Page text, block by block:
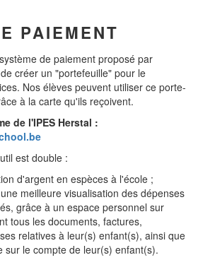
PAIEMENT
de paiement proposé par
créer un "portefeuille" pour le
Nos élèves peuvent utiliser ce porte-
à la carte qu'ils reçoivent.
de l'IPES Herstal :
est double :
d'argent en espèces à l'école ;
meilleure visualisation des dépenses
grâce à un espace personnel sur
tous les documents, factures,
relatives à leur(s) enfant(s), ainsi que
sur le compte de leur(s) enfant(s).